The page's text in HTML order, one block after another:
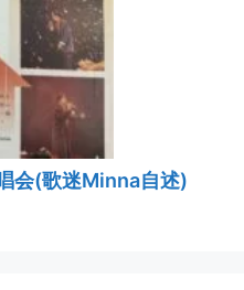
会(歌迷Minna自述)